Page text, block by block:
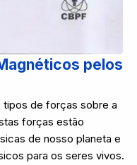
pelos
de forças sobre a
forças estão
de nosso planeta e
para os seres vivos.